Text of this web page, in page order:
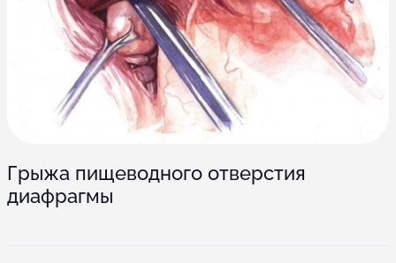
Грыжа пищеводного отверстия
диафрагмы